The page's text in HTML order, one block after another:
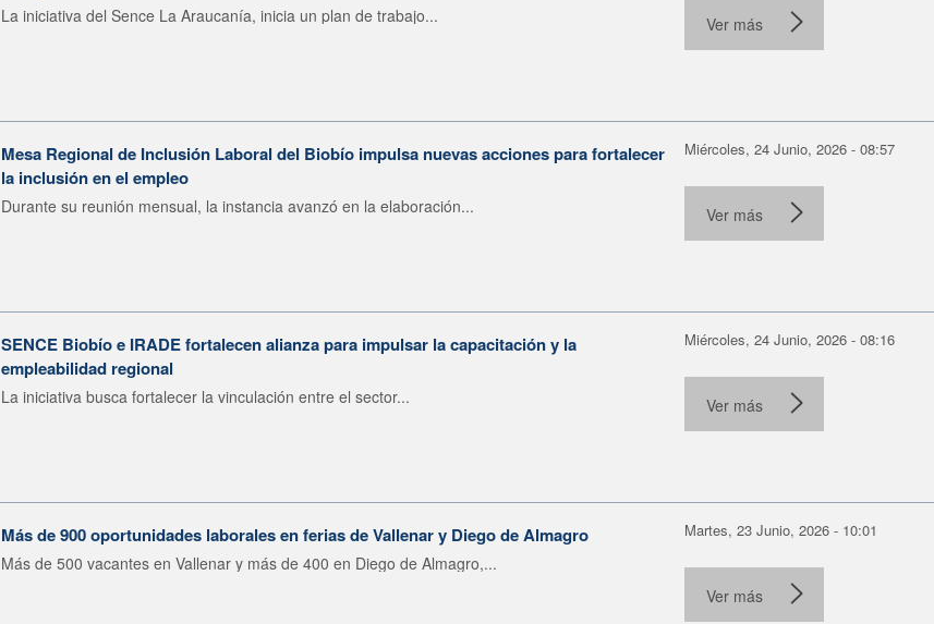
La iniciativa del Sence La Araucanía, inicia un plan de trabajo... Ver más
Mesa Regional de Inclusión Laboral del Biobío impulsa nuevas acciones para fortalecer
la inclusión en el empleo
Durante su reunión mensual, la instancia avanzó en la elaboración...
Miércoles, 24 Junio, 2026 - 08:57
Ver más
SENCE Biobío e IRADE fortalecen alianza para impulsar la capacitación y la
empleabilidad regional
La iniciativa busca fortalecer la vinculación entre el sector...
Miércoles, 24 Junio, 2026 - 08:16
Ver más
Más de 900 oportunidades laborales en ferias de Vallenar y Diego de Almagro
Más de 500 vacantes en Vallenar y más de 400 en Diego de Almagro,...
Martes, 23 Junio, 2026 - 10:01
Ver más